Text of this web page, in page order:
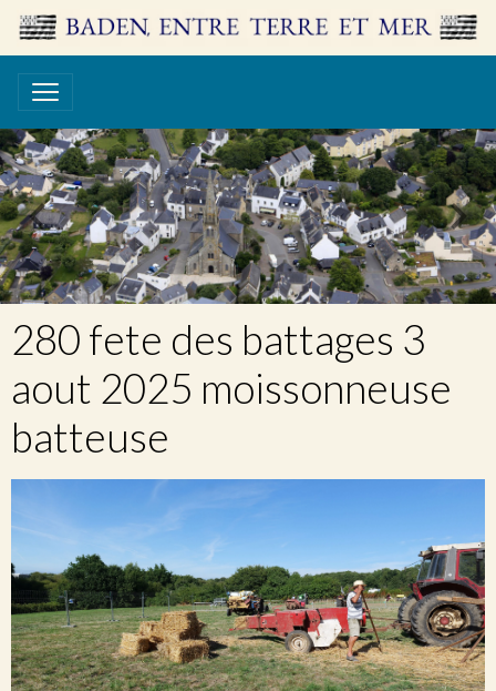
280 fete des battages 3
aout 2025 moissonneuse
batteuse